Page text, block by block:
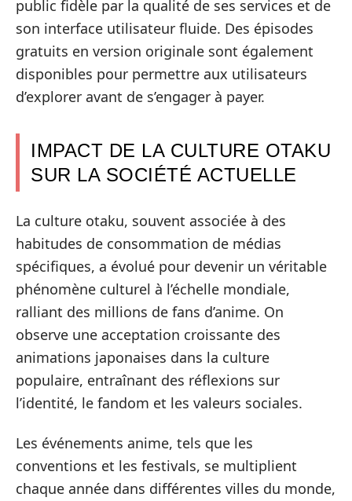
public fidèle par la qualité de ses services et de
son interface utilisateur fluide. Des épisodes
gratuits en version originale sont également
disponibles pour permettre aux utilisateurs
d’explorer avant de s’engager à payer.
IMPACT DE LA CULTURE OTAKU
SUR LA SOCIÉTÉ ACTUELLE
La culture otaku, souvent associée à des
habitudes de consommation de médias
spécifiques, a évolué pour devenir un véritable
phénomène culturel à l’échelle mondiale,
ralliant des millions de fans d’anime. On
observe une acceptation croissante des
animations japonaises dans la culture
populaire, entraînant des réflexions sur
l’identité, le fandom et les valeurs sociales.
Les événements anime, tels que les
conventions et les festivals, se multiplient
chaque année dans différentes villes du monde,